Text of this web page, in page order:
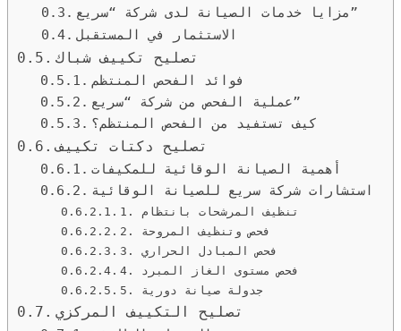
مزايا خدمات الصيانة لدى شركة “سريع”
الاستثمار في المستقبل
تصليح تكييف شباك
فوائد الفحص المنتظم
عملية الفحص من شركة “سريع”
كيف تستفيد من الفحص المنتظم؟
تصليح دكتات تكييف
أهمية الصيانة الوقائية للمكيفات
استشارات شركة سريع للصيانة الوقائية
1. تنظيف المرشحات بانتظام
2. فحص وتنظيف المروحة
3. فحص المبادل الحراري
4. فحص مستوى الغاز المبرد
5. جدولة صيانة دورية
تصليح التكييف المركزي